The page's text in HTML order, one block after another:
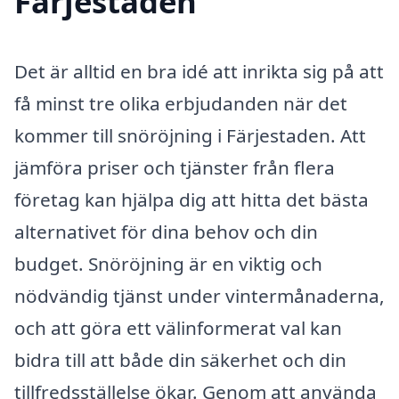
Det är alltid en bra idé att inrikta sig på att
få minst tre olika erbjudanden när det
kommer till snöröjning i Färjestaden. Att
jämföra priser och tjänster från flera
företag kan hjälpa dig att hitta det bästa
alternativet för dina behov och din
budget. Snöröjning är en viktig och
nödvändig tjänst under vintermånaderna,
och att göra ett välinformerat val kan
bidra till att både din säkerhet och din
tillfredsställelse ökar. Genom att använda